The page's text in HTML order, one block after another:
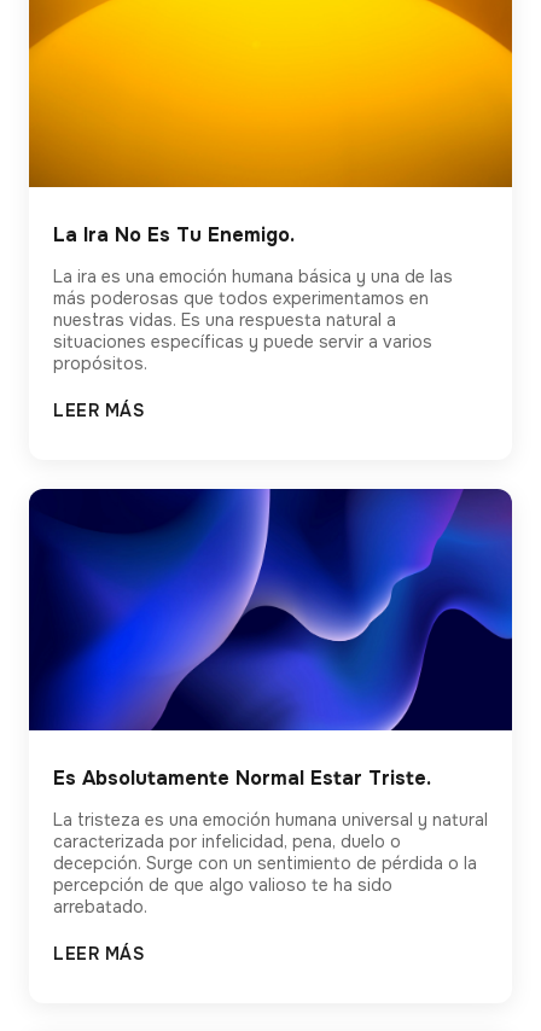
La Ira No Es Tu Enemigo.
La ira es una emoción humana básica y una de las
más poderosas que todos experimentamos en
nuestras vidas. Es una respuesta natural a
situaciones específicas y puede servir a varios
propósitos.
LEER MÁS
Es Absolutamente Normal Estar Triste.
La tristeza es una emoción humana universal y natural
caracterizada por infelicidad, pena, duelo o
decepción. Surge con un sentimiento de pérdida o la
percepción de que algo valioso te ha sido
arrebatado.
LEER MÁS